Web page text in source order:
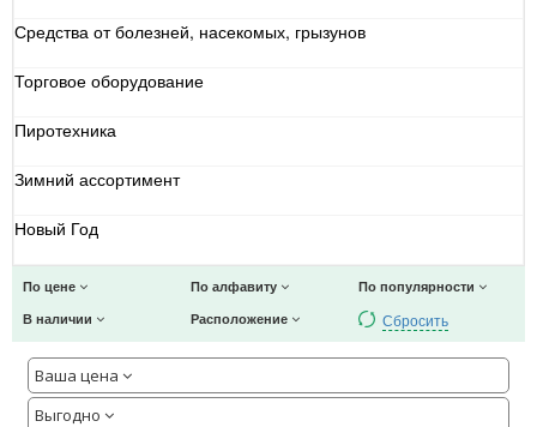
Средства от болезней, насекомых, грызунов
Торговое оборудование
Пиротехника
Зимний ассортимент
Новый Год
По цене По алфавиту
По популярности
В наличии
Расположение Сбросить
Ваша цена
Выгодно